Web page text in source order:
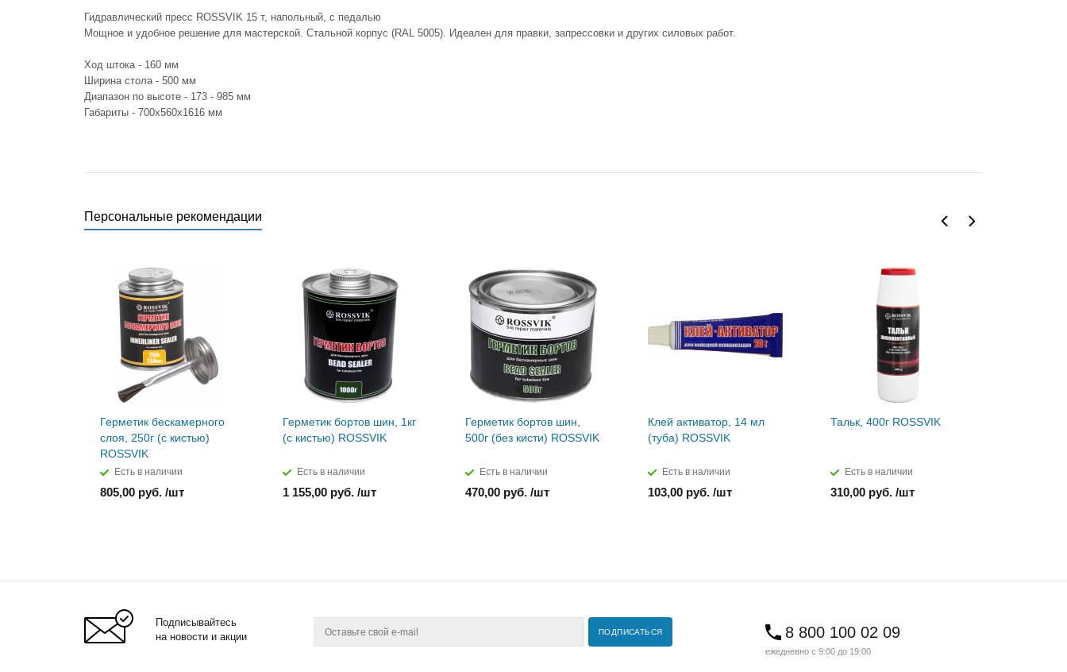
Гидравлический пресс ROSSVIK 15 т, напольный, с педалью
Мощное и удобное решение для мастерской. Стальной корпус (RAL 5005). Идеален для правки, запрессовки и других силовых работ.
Ход штока - 160 мм
Ширина стола - 500 мм
Диапазон по высоте - 173 - 985 мм
Габариты - 700x560x1616 мм
Персональные рекомендации
Герметик бескамерного
слоя, 250г (с кистью)
ROSSVIK
Есть в наличии
805,00 руб. /шт
Герметик бортов шин, 1кг
(с кистью) ROSSVIK
Есть в наличии
1 155,00 руб. /шт
Герметик бортов шин,
500г (без кисти) ROSSVIK
Есть в наличии
470,00 руб. /шт
Клей активатор, 14 мл
(туба) ROSSVIK
Есть в наличии
103,00 руб. /шт
Тальк, 400г ROSSVIK
Есть в наличии
310,00 руб. /шт
Подписывайтесь
на новости и акции
8 800 100 02 09
ежедневно с 9:00 до 19:00